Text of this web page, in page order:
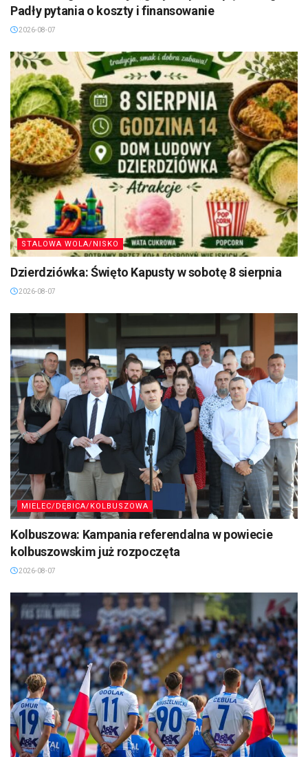
Padły pytania o koszty i finansowanie
2026-08-07
STALOWA WOLA/NISKO
Dzierdziówka: Święto Kapusty w sobotę 8 sierpnia
2026-08-07
MIELEC/DĘBICA/KOLBUSZOWA
Kolbuszowa: Kampania referendalna w powiecie
kolbuszowskim już rozpoczęta
2026-08-07